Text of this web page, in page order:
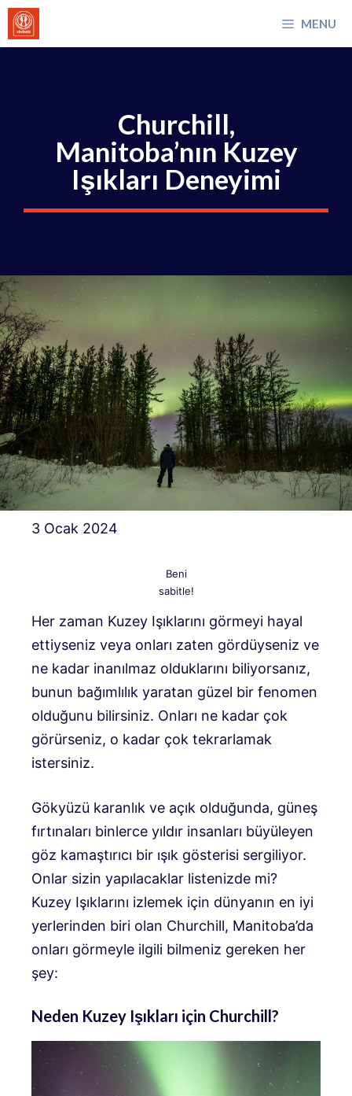
İçeriğe
atla
MENU
Churchill,
Manitoba’nın Kuzey
Işıkları Deneyimi
3 Ocak 2024
Beni
sabitle!
Her zaman Kuzey Işıklarını görmeyi hayal
ettiyseniz veya onları zaten gördüyseniz ve
ne kadar inanılmaz olduklarını biliyorsanız,
bunun bağımlılık yaratan güzel bir fenomen
olduğunu bilirsiniz. Onları ne kadar çok
görürseniz, o kadar çok tekrarlamak
istersiniz.
Gökyüzü karanlık ve açık olduğunda, güneş
fırtınaları binlerce yıldır insanları büyüleyen
göz kamaştırıcı bir ışık gösterisi sergiliyor.
Onlar sizin yapılacaklar listenizde mi?
Kuzey Işıklarını izlemek için dünyanın en iyi
yerlerinden biri olan Churchill, Manitoba’da
onları görmeyle ilgili bilmeniz gereken her
şey:
Neden Kuzey Işıkları için Churchill?